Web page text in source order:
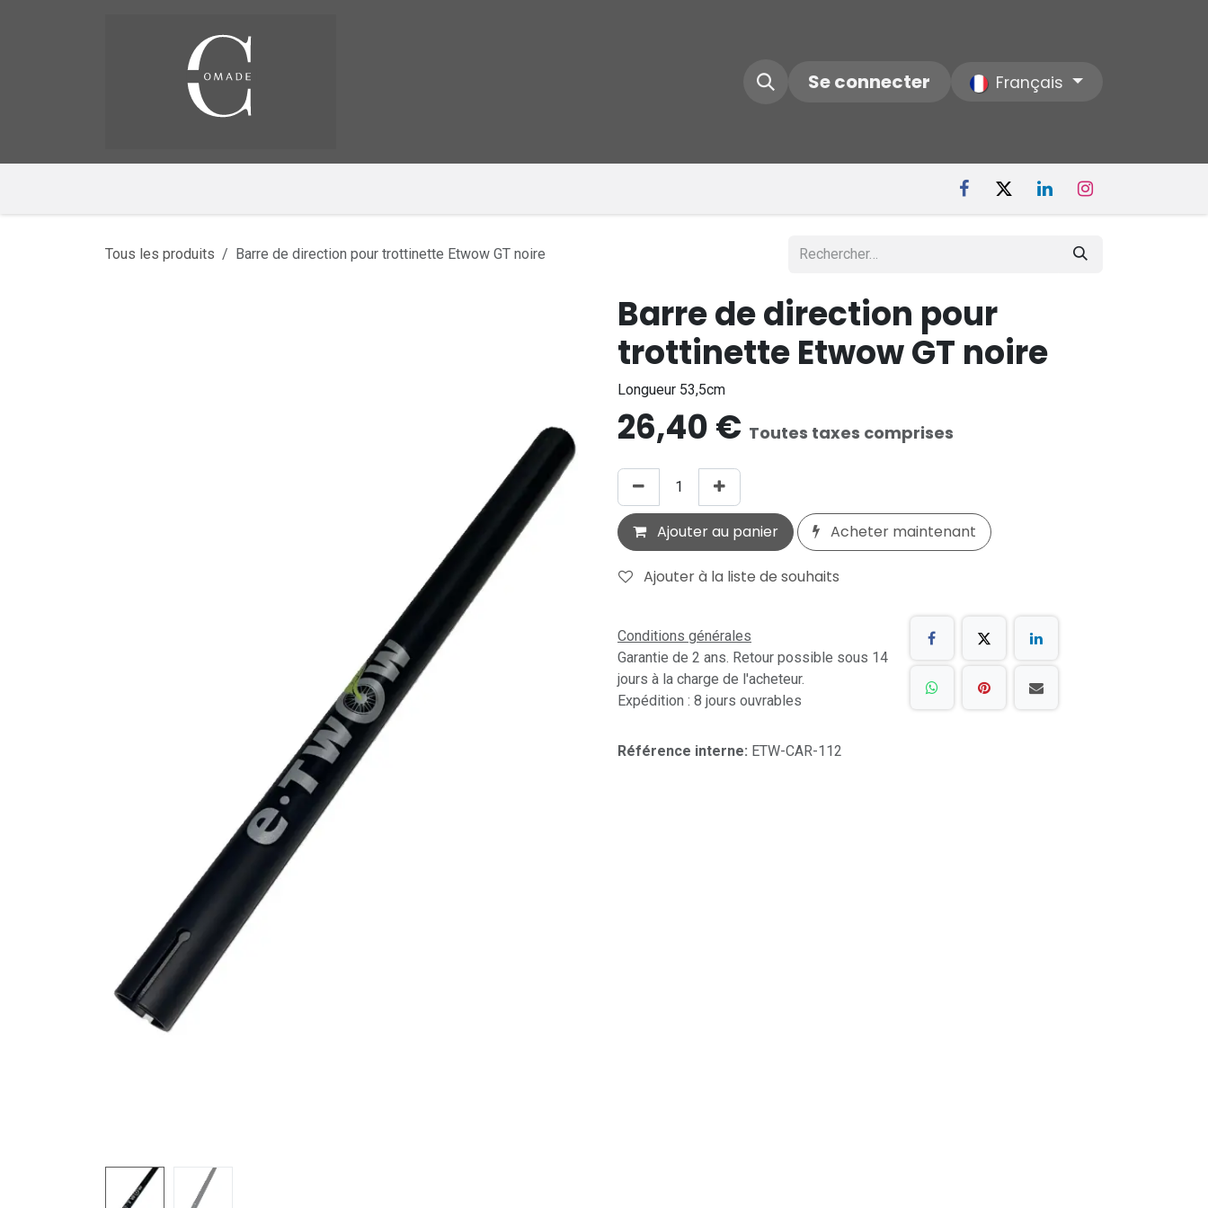
Contactez-nous Notre Société
Se connecter Français
Tous les produits Barre de direction pour trottinette Etwow GT noire
Barre de direction pour
trottinette Etwow GT noire
Longueur 53,5cm
26,40€ Toutes taxes comprises
Ajouter au panier Acheter maintenant
Ajouter à la liste de souhaits
Conditions générales
Garantie de 2 ans. Retour possible sous 14
jours à la charge de l'acheteur.
Expédition : 8 jours ouvrables
Référence interne: ETW-CAR-112